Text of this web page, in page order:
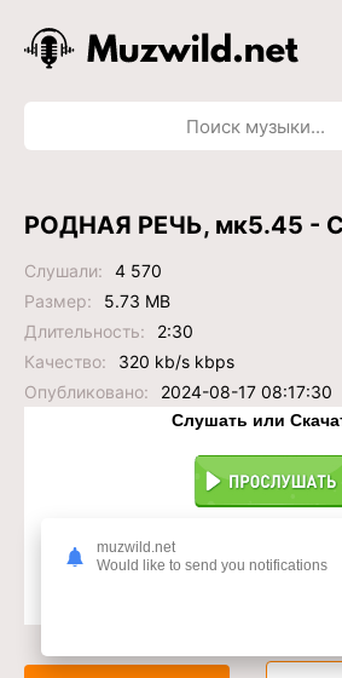
РОДНАЯ РЕЧЬ, мк5.45 -
Слушали:
4 570
Размер:
5.73 MB
Длительность:
2:30
Качество:
320 kb/s kbps
Опубликовано:
2024-08-17 08:17:30
Слушать или
muzwild.net
Would like to send you notifications